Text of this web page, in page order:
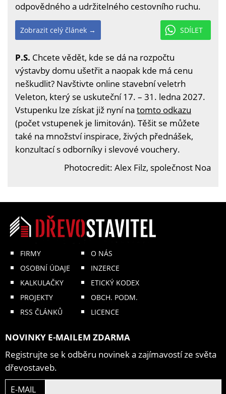
odpovědného a udržitelného cestovního ruchu.
SDÍLET
Zobrazit celý článek →
P.S. Chcete vědět, kde se dá na rozpočtu
výstavby domu ušetřit a naopak kde má cenu
neškudlit? Navštivte online stavební veletrh
Veleton, který se uskuteční 17. – 31. ledna 2027.
Vstupenku lze získat již nyní na tomto odkazu
(počet vstupenek je limitován). Těšit se můžete
také na množství inspirace, živých přednášek,
konzultací s odborníky i slevové vouchery.
Photocredit: Alex Filz, společnost Noa
FIRMY
OSOBNÍ ÚDAJE
KALKULAČKY
PROJEKTY
RSS ČLÁNKŮ
O NÁS
INZERCE
ETICKÝ KODEX
OBCH. PODM.
LICENCE
NOVINKY E-MAILEM ZDARMA
Registrujte se k odběru novinek a zajímavostí ze světa
dřevostaveb.
E-MAIL